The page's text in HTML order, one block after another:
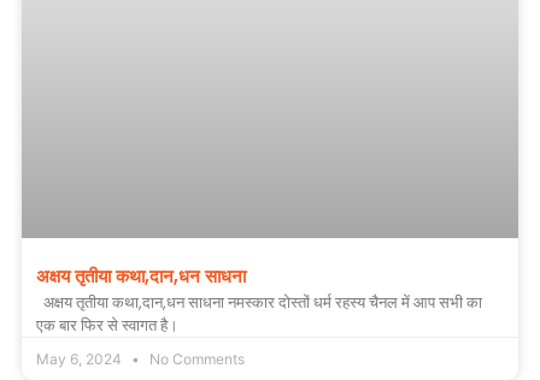
अक्षय तृतीया कथा,दान,धन साधना
अक्षय तृतीया कथा,दान,धन साधना नमस्कार दोस्तों धर्म रहस्य चैनल में आप सभी का
एक बार फिर से स्वागत है।
May 6, 2024 No Comments